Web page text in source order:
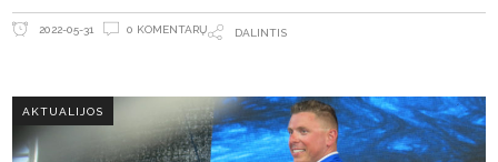
2022-05-31 0 KOMENTARŲ DALINTIS
AKTUALIJOS